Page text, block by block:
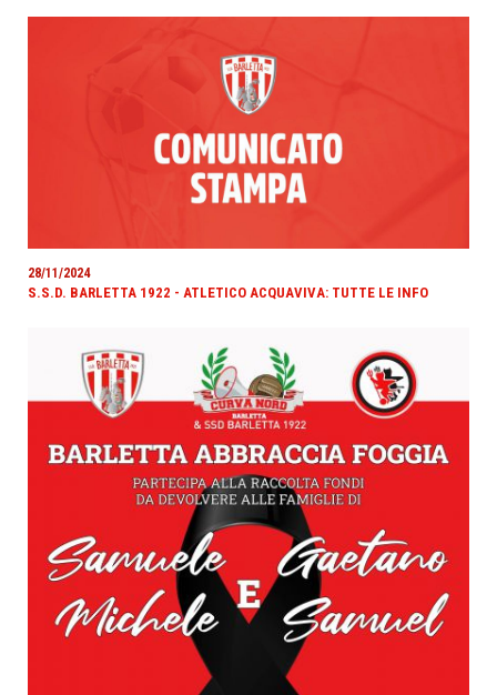
28/11/2024
S.S.D. BARLETTA 1922 - ATLETICO ACQUAVIVA: TUTTE LE INFO